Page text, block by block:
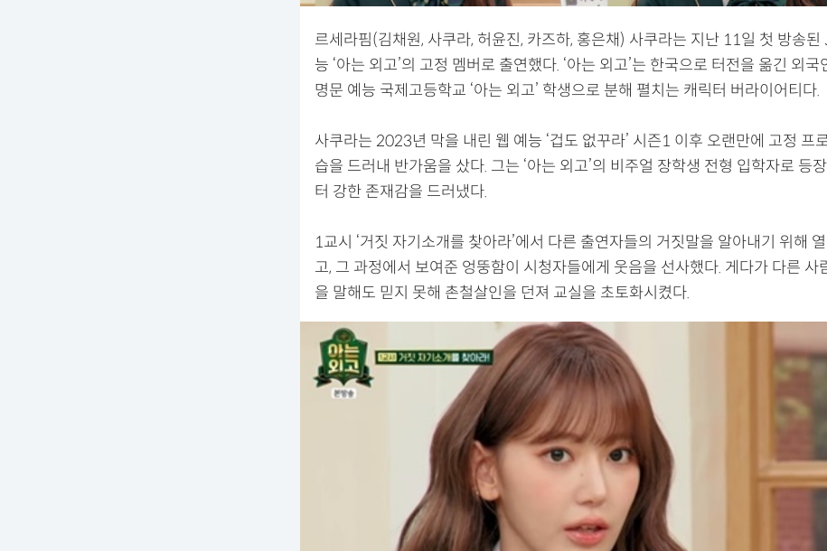
르세라핌(김채원, 사쿠라, 허윤진, 카즈하, 홍은채) 사쿠라는 지난 11일 첫 방송된
능 ‘아는 외고’의 고정 멤버로 출연했다. ‘아는 외고’는 한국으로 터전을 옮긴 외국
명문 예능 국제고등학교 ‘아는 외고’ 학생으로 분해 펼치는 캐릭터 버라이어티다.
사쿠라는 2023년 막을 내린 웹 예능 ‘겁도 없꾸라’ 시즌1 이후 오랜만에 고정 프
습을 드러내 반가움을 샀다. 그는 ‘아는 외고’의 비주얼 장학생 전형 입학자로 등
터 강한 존재감을 드러냈다.
1교시 ‘거짓 자기소개를 찾아라’에서 다른 출연자들의 거짓말을 알아내기 위해
고, 그 과정에서 보여준 엉뚱함이 시청자들에게 웃음을 선사했다. 게다가 다른 사
을 말해도 믿지 못해 촌철살인을 던져 교실을 초토화시켰다.